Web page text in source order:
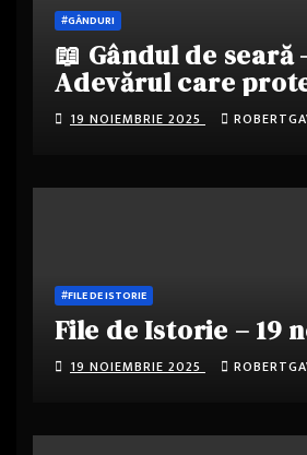
#GÂNDURI
📖 Gândul de seară
Adevărul care
19 NOIEMBRIE 2025
#FILE DE ISTORIE
File de Istorie – 19
19 NOIEMBRIE 2025